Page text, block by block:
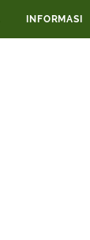
INFORMASI